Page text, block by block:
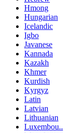
Hmong
Hungarian
Icelandic
Igbo
Javanese
Kannada
Kazakh
Khmer
Kurdish
Kyrgyz
Latin
Latvian
Lithuanian
Luxembou..